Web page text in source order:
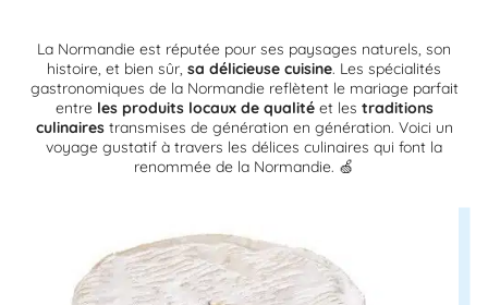
La Normandie est réputée pour ses paysages naturels, son
histoire, et bien sûr, sa délicieuse cuisine. Les spécialités
gastronomiques de la Normandie reflètent le mariage parfait
entre les produits locaux de qualitéet les traditions
culinairestransmises de génération en génération. Voici un
voyage gustatif à travers les délices culinaires qui font la
renommée de la Normandie. 🍏